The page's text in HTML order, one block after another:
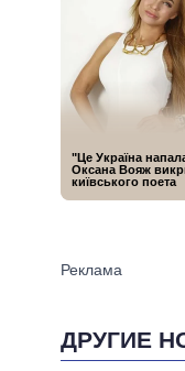
ДРУГИЕ